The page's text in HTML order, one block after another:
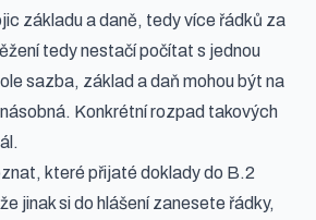
základu a daně, tedy více řádků za
tedy nestačí počítat s jednou
sazba, základ a daň mohou být na
Konkrétní rozpad takových
které přijaté doklady do B.2
jinak si do hlášení zanesete řádky,